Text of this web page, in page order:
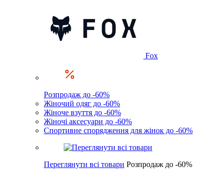
Fox
Розпродаж до -60%
Жіночий одяг до -60%
Жіноче взуття до -60%
Жіночі аксесуари до -60%
Спортивне спорядження для жінок до -60%
Переглянути всі товари Розпродаж до -60%